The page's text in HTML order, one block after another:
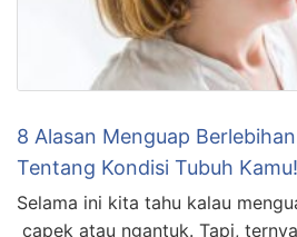
8 Alasan Menguap
Tentang Kondisi Tubuh Kamu!
Selama ini kita tahu kalau
capek atau ngantuk. Tapi,